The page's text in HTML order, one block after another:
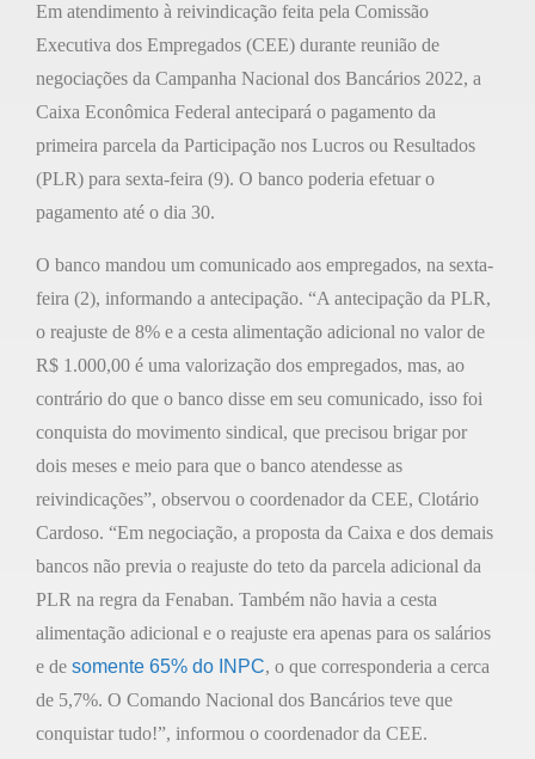
Em atendimento à reivindicação feita pela Comissão
Executiva dos Empregados (CEE) durante reunião de
negociações da Campanha Nacional dos Bancários 2022, a
Caixa Econômica Federal antecipará o pagamento da
primeira parcela da Participação nos Lucros ou Resultados
(PLR) para sexta-feira (9). O banco poderia efetuar o
pagamento até o dia 30.
O banco mandou um comunicado aos empregados, na sexta-
feira (2), informando a antecipação. “A antecipação da PLR,
o reajuste de 8% e a cesta alimentação adicional no valor de
R$ 1.000,00 é uma valorização dos empregados, mas, ao
contrário do que o banco disse em seu comunicado, isso foi
conquista do movimento sindical, que precisou brigar por
dois meses e meio para que o banco atendesse as
reivindicações”, observou o coordenador da CEE, Clotário
Cardoso. “Em negociação, a proposta da Caixa e dos demais
bancos não previa o reajuste do teto da parcela adicional da
PLR na regra da Fenaban. Também não havia a cesta
alimentação adicional e o reajuste era apenas para os salários
e de somente 65% do INPC, o que corresponderia a cerca
de 5,7%. O Comando Nacional dos Bancários teve que
conquistar tudo!”, informou o coordenador da CEE.